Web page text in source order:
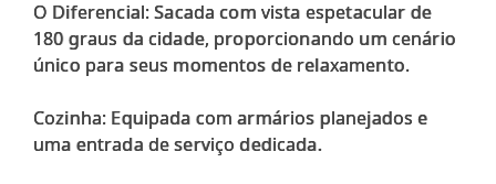
O Diferencial: Sacada com vista espetacular de
180 graus da cidade, proporcionando um cenário
único para seus momentos de relaxamento.
Cozinha: Equipada com armários planejados e
uma entrada de serviço dedicada.